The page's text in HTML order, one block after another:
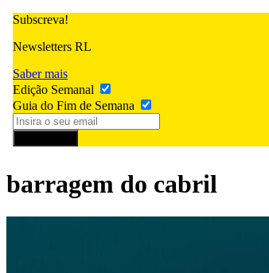
Subscreva!
Newsletters RL
Saber mais
Edição Semanal
Guia do Fim de Semana
barragem do cabril